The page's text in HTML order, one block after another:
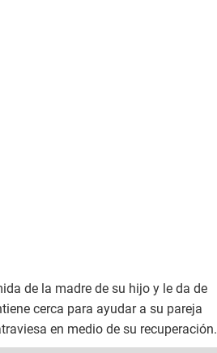
de la madre de su hijo y le da de
cerca para ayudar a su pareja
en medio de su recuperación.